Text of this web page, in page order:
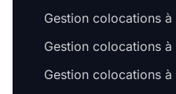
Gestion colocations à
Gestion colocations
Gestion colocations